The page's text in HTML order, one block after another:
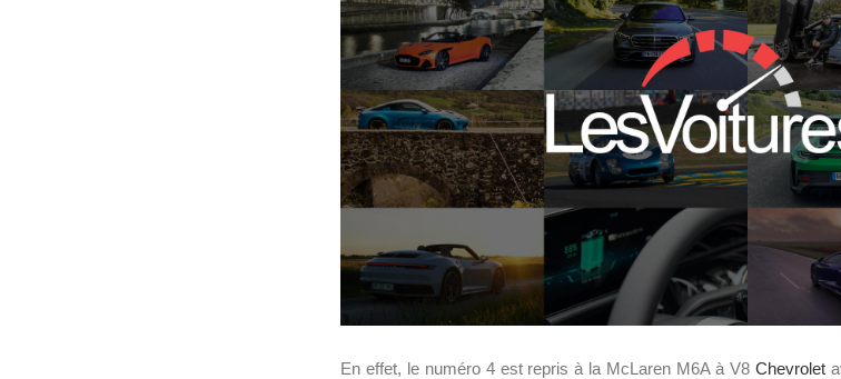
En effet, le numéro 4 est repris à la McLaren M6A à V8 Chevrolet